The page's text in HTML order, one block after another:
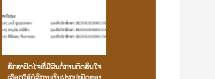
ສຶກສາປັດໄຈທີ່ມີຜົນຕໍ່ການຕັດສິນໃຈ
ເລືອກໃຊ້ບໍລິການເງິນຝາກປະຢັດຂອງ